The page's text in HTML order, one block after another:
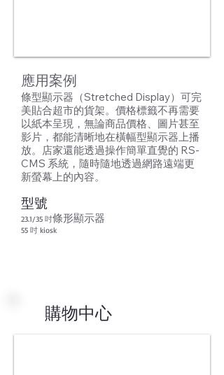
​應用案例
條型顯示器（Stretched Display）可完
美貼合超市的貨架。價格標籤不再需要
以紙本呈現，無論商品價格、圖片甚至
影片，都能清晰地在橫幅型顯示器上播
放。店家還能透過操作簡單直覺的 RS-
CMS 系統，隨時隨地透過網路遠端更
新螢幕上的內容。
型號
23.1/35 吋條形顯示器
55 吋 kiosk
購物中心